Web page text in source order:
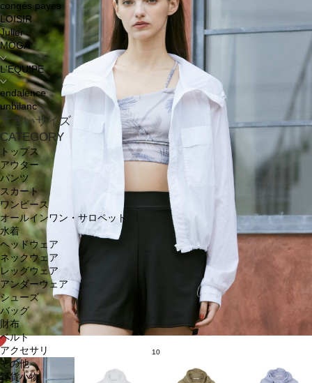
congés payés
LOISIR
Julier
MOGA
L'EQUIPE
endalence
unbilanc
大きいサイズ
CATEGORY
トップス
アウター
パンツ
スカート
ワンピース
オールインワン・サロペット
水着
ヘッドウェア
ネックウェア
レッグウェア
アンダーウェア
シューズ
バッグ
財布
ベルト
アクセサリ
その他
雑貨小物
10